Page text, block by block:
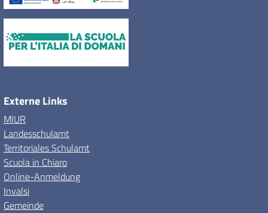
Externe Links
MIUR
Landesschulamt
Territoriales Schulamt
Scuola in Chiaro
Online-Anmeldung
Invalsi
Gemeinde